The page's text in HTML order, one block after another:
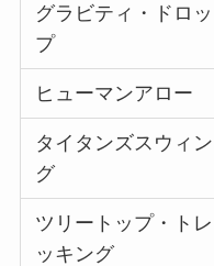
グラビティ・ドロッ
プ
ヒューマンアロー
タイタンズスウィン
グ
ツリートップ・トレ
ッキング